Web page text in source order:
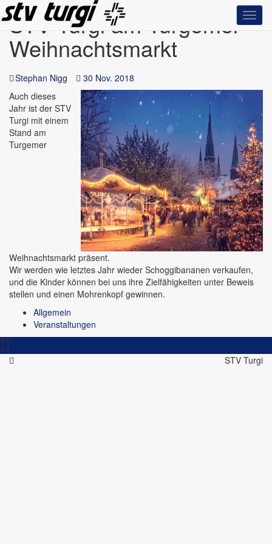
STV Turgi am Turgemer
Weihnachtsmarkt
Stephan Nigg
30 Nov. 2018
Auch dieses
Jahr ist der STV
Turgi mit einem
Stand am
Turgemer
Weihnachtsmarkt präsent.
Wir werden wie letztes Jahr wieder Schoggibananen verkaufen,
und die Kinder können bei uns ihre Zielfähigkeiten unter Beweis
stellen und einen Mohrenkopf gewinnen.
Allgemein
Veranstaltungen
STV Turgi